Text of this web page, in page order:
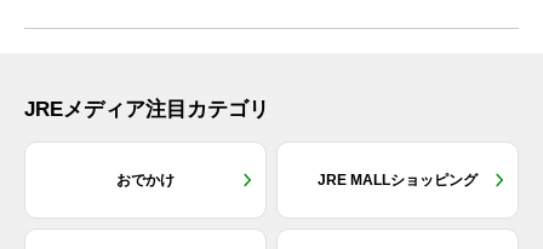
JREメディア注目カテゴリ
おでかけ JRE MALLショッピング